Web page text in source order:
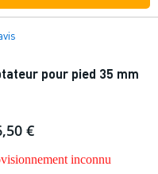
pour pied 35 mm
€
inconnu